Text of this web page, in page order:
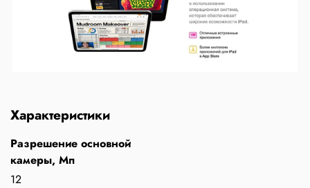
Характеристики
Разрешение основной
камеры, Мп
12